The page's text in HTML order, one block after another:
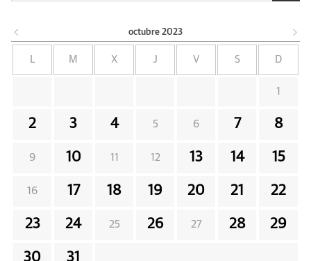
octubre 2023
L M X J V S D
1
2 3 4 5 6 7 8
9 10 11 12 13 14 15
16 17 18 19 20 21 22
23 24 25 26 27 28 29
30 31